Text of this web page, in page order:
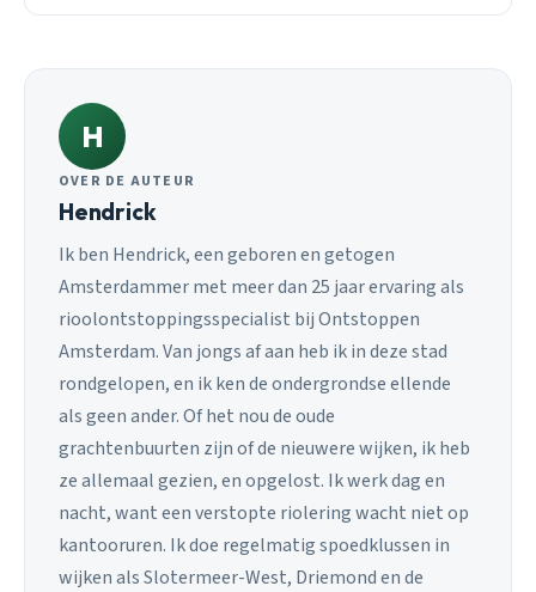
H
OVER DE AUTEUR
Hendrick
Ik ben Hendrick, een geboren en getogen
Amsterdammer met meer dan 25 jaar ervaring als
rioolontstoppingsspecialist bij Ontstoppen
Amsterdam. Van jongs af aan heb ik in deze stad
rondgelopen, en ik ken de ondergrondse ellende
als geen ander. Of het nou de oude
grachtenbuurten zijn of de nieuwere wijken, ik heb
ze allemaal gezien, en opgelost. Ik werk dag en
nacht, want een verstopte riolering wacht niet op
kantooruren. Ik doe regelmatig spoedklussen in
wijken als Slotermeer-West, Driemond en de